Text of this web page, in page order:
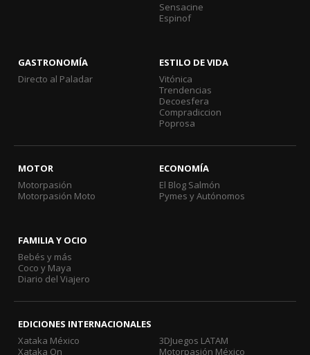
Sensacine
Espinof
GASTRONOMÍA
Directo al Paladar
ESTILO DE VIDA
Vitónica
Trendencias
Decoesfera
Compradiccion
Poprosa
MOTOR
Motorpasión
Motorpasión Moto
ECONOMÍA
El Blog Salmón
Pymes y Autónomos
FAMILIA Y OCIO
Bebés y más
Coco y Maya
Diario del Viajero
EDICIONES INTERNACIONALES
Xataka México
Xataka On
3DJuegos LATAM
Motorpasión México